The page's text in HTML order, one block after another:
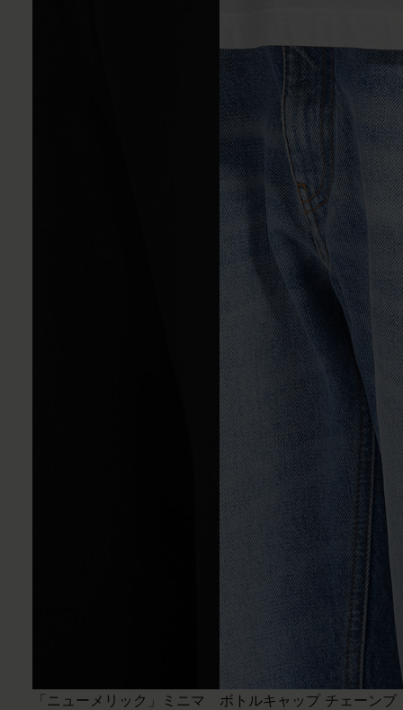
「ニューメリック」ミニマ
ボトルキャップ チェーンブ